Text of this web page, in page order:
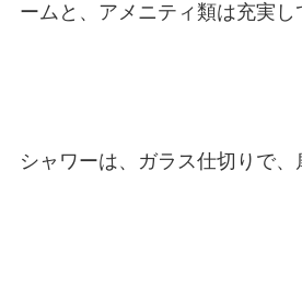
ームと、アメニティ類は充実し
シャワーは、ガラス仕切りで、